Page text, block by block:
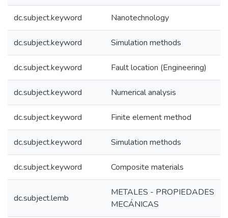
dc.subject.keyword Nanotechnology
dc.subject.keyword Simulation methods
dc.subject.keyword Fault location (Engineering)
dc.subject.keyword Numerical analysis
dc.subject.keyword Finite element method
dc.subject.keyword Simulation methods
dc.subject.keyword Composite materials
dc.subject.lemb
METALES - PROPIEDADES
MECÁNICAS